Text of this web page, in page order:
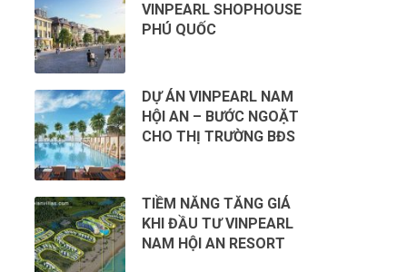
VINPEARL SHOPHOUSE
PHÚ QUỐC
DỰ ÁN VINPEARL NAM
HỘI AN – BƯỚC NGOẶT
CHO THỊ TRƯỜNG BĐS
TIỀM NĂNG TĂNG GIÁ
KHI ĐẦU TƯ VINPEARL
NAM HỘI AN RESORT